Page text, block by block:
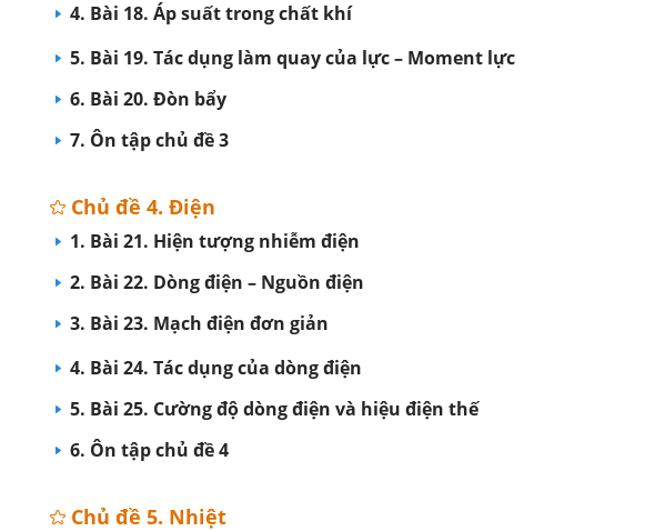
4. Bài 18. Áp suất trong chất khí
5. Bài 19. Tác dụng làm quay của lực – Moment lực
6. Bài 20. Đòn bẩy
7. Ôn tập chủ đề 3
Chủ đề 4. Điện
1. Bài 21. Hiện tượng nhiễm điện
2. Bài 22. Dòng điện – Nguồn điện
3. Bài 23. Mạch điện đơn giản
4. Bài 24. Tác dụng của dòng điện
5. Bài 25. Cường độ dòng điện và hiệu điện thế
6. Ôn tập chủ đề 4
Chủ đề 5. Nhiệt